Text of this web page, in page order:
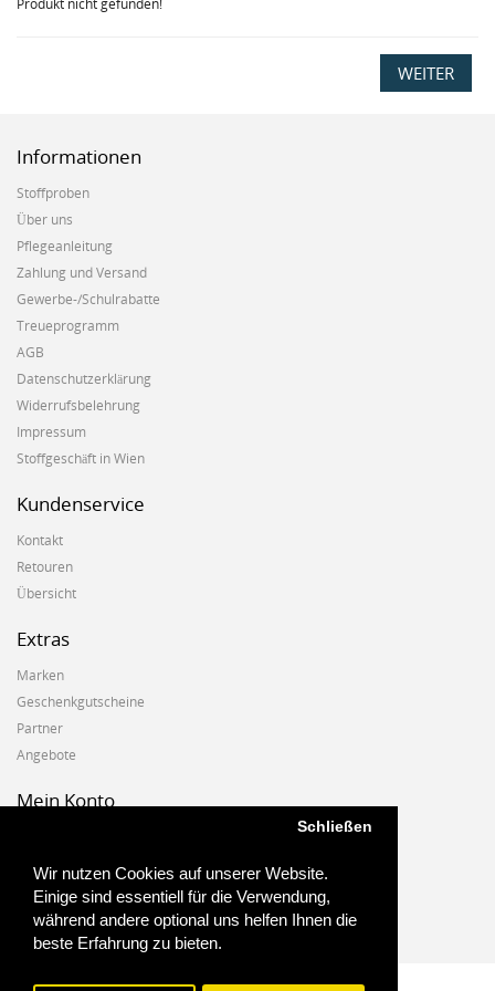
Wir nutzen Cookies auf unserer Website.
Einige sind essentiell für die Verwendung,
während andere optional uns helfen Ihnen die
beste Erfahrung zu bieten.
Schließen
Produkt nicht gefunden!
WEITER
Informationen
Stoffproben
Über uns
Pflegeanleitung
Zahlung und Versand
Gewerbe-/Schulrabatte
Treueprogramm
AGB
Datenschutzerklärung
Widerrufsbelehrung
Impressum
Stoffgeschäft in Wien
Kundenservice
Kontakt
Retouren
Übersicht
Extras
Marken
Geschenkgutscheine
Partner
Angebote
Mein Konto
Auftragshistorie
Wunschzettel
Newsletter